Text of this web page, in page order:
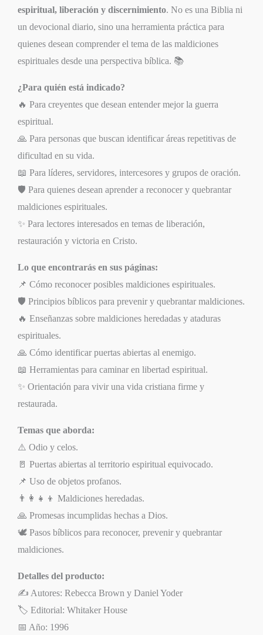
espiritual, liberación y discernimiento. No es una Biblia ni
un devocional diario, sino una herramienta práctica para
quienes desean comprender el tema de las maldiciones
espirituales desde una perspectiva bíblica. 📚
¿Para quién está indicado?
🔥 Para creyentes que desean entender mejor la guerra
espiritual.
🙏 Para personas que buscan identificar áreas repetitivas de
dificultad en su vida.
📖 Para líderes, servidores, intercesores y grupos de oración.
🛡️ Para quienes desean aprender a reconocer y quebrantar
maldiciones espirituales.
✨ Para lectores interesados en temas de liberación,
restauración y victoria en Cristo.
Lo que encontrarás en sus páginas:
📌 Cómo reconocer posibles maldiciones espirituales.
🛡️ Principios bíblicos para prevenir y quebrantar maldiciones.
🔥 Enseñanzas sobre maldiciones heredadas y ataduras
espirituales.
🙏 Cómo identificar puertas abiertas al enemigo.
📖 Herramientas para caminar en libertad espiritual.
✨ Orientación para vivir una vida cristiana firme y
restaurada.
Temas que aborda:
⚠️ Odio y celos.
🚪 Puertas abiertas al territorio espiritual equivocado.
📌 Uso de objetos profanos.
👨‍👩‍👧‍👦 Maldiciones heredadas.
🙏 Promesas incumplidas hechas a Dios.
🕊️ Pasos bíblicos para reconocer, prevenir y quebrantar
maldiciones.
Detalles del producto:
✍️ Autores: Rebecca Brown y Daniel Yoder
🏷️ Editorial: Whitaker House
📅 Año: 1996